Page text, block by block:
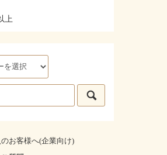
上
お客様へ(企業向け)